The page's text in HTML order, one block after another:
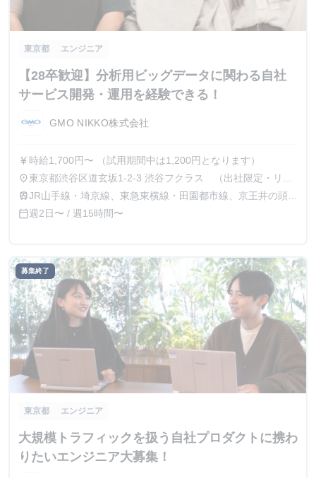
東京都 エンジニア
【28卒歓迎】分析用ビッグデータに関わる自社
サービス開発・運用を経験できる！
GMO NIKKO株式会社
currency_yen 時給1,700円〜 （試用期間中は1,200円となります）
place東京都渋谷区道玄坂1-2-3 渋谷フクラス （出社限定・リモ
ート不可）
trainJR山手線・埼京線、東急東横線・田園都市線、京王井の頭
線、地下鉄銀座線・半蔵門線の渋谷駅より徒歩1分
calendar_today週2日〜 / 週15時間〜
募集終了
東京都 エンジニア
大規模トラフィックを扱う自社プロダクトに携わ
りたいエンジニア大募集！